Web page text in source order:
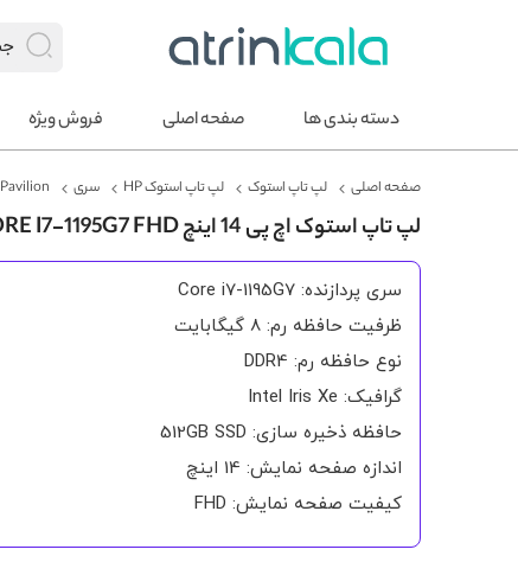
دسته بندی ها
صفحه اصلی فروش ویژه
صفحه اصلی لپ تاپ استوک لپ تاپ استوک HP سری Pavilion
لپ تاپ استوک اچ پی 14 اینچ PAVILION 14 CORE I7-1195G7 FHD
سری پردازنده: Core i7-1195G7
ظرفیت حافظه رم: 8 گیگابایت
نوع حافظه رم: DDR4
گرافیک: Intel Iris Xe
حافظه ذخیره سازی: 512GB SSD
اندازه صفحه نمایش: 14 اینچ
کیفیت صفحه نمایش: FHD